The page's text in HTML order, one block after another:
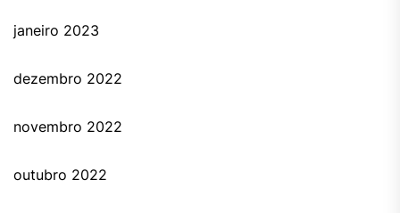
janeiro 2023
dezembro 2022
novembro 2022
outubro 2022